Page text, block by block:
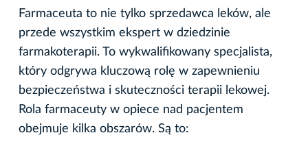
Farmaceuta to nie tylko sprzedawca leków, ale
przede wszystkim ekspert w dziedzinie
farmakoterapii. To wykwalifikowany specjalista,
który odgrywa kluczową rolę w zapewnieniu
bezpieczeństwa i skuteczności terapii lekowej.
Rola farmaceuty w opiece nad pacjentem
obejmuje kilka obszarów. Są to: